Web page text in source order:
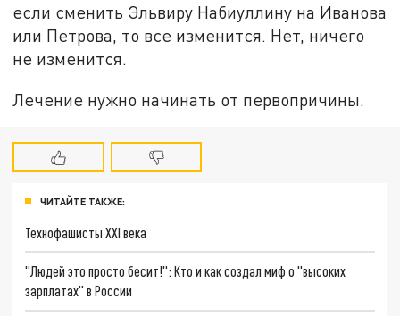
если сменить Эльвиру Набиуллину на Иванова
или Петрова, то все изменится. Нет, ничего
не изменится.
Лечение нужно начинать от первопричины.
ЧИТАЙТЕ ТАКЖЕ:
Технофашисты XXI века
"Людей это просто бесит!": Кто и как создал миф о "высоких
зарплатах" в России